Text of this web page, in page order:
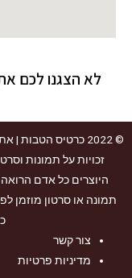
לא הצגנו לכם
© 2022 כרטיס הטבות |
היוצרים כל אדם
תמונה או סרטון מוזמן
צור קשר
מדיניות פרטיות